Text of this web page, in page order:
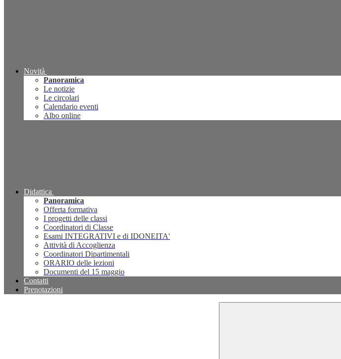
Novità
Panoramica
Le notizie
Le circolari
Calendario eventi
Albo online
Didattica
Panoramica
Offerta formativa
I progetti delle classi
Coordinatori di Classe
Esami INTEGRATIVI e di IDONEITA'
Attività di Accoglienza
Coordinatori Dipartimentali
ORARIO delle lezioni
Documenti del 15 maggio
Contatti
Prenotazioni